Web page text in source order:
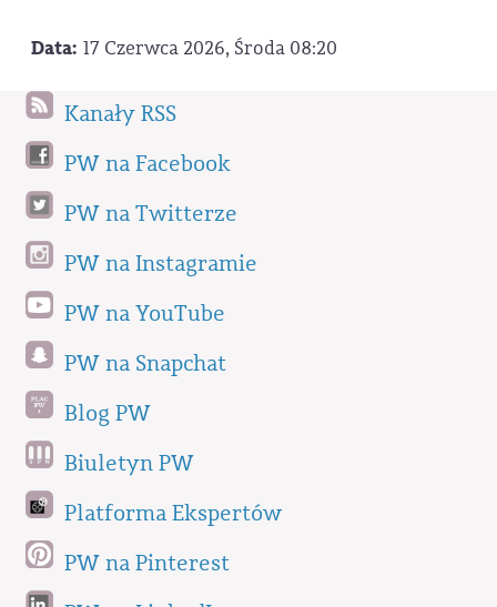
Data: 17 Czerwca 2026, Środa 08:20
Kanały RSS
PW na Facebook
PW na Twitterze
PW na Instagramie
PW na YouTube
PW na Snapchat
Blog PW
Biuletyn PW
Platforma Ekspertów
PW na Pinterest